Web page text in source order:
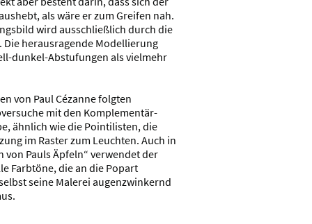
als wäre er zum Greifen nah.
wird ausschließlich durch die
herausragende Modellierung
dunkel-Abstufungen als vielmehr
von Paul Cézanne folgten
mit den Komplementär-
ähnlich wie die Pointilisten, die
im Raster zum Leuchten. Auch in
von Pauls Äpfeln“ verwendet der
Farbtöne, die an die Popart
seine Malerei augenzwinkernd